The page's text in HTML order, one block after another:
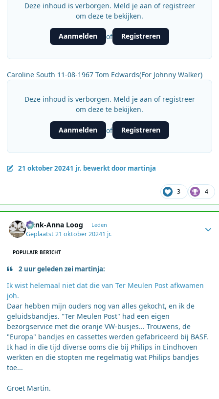
Deze inhoud is verborgen. Meld je aan of registreer
om deze te bekijken.
Aanmelden of Registreren
Caroline South 11-08-1967 Tom Edwards(For Johnny Walker)
Deze inhoud is verborgen. Meld je aan of registreer
om deze te bekijken.
Aanmelden of Registreren
21 oktober 20241 jr. bewerkt door martinja
3 4
Henk-Anna Loog Leden
Geplaatst21 oktober 20241 jr.
POPULAIR BERICHT
2 uur geleden zei martinja:
Ik wist helemaal niet dat die van Ter Meulen Post afkwamen
joh.
Daar hebben mijn ouders nog van alles gekocht, en ik de
geluidsbandjes. "Ter Meulen Post" had een eigen
bezorgservice met die oranje VW-busjes... Trouwens, de
"Europa" bandjes en cassettes werden gefabriceerd bij BASF.
Ik had in die tijd diverse ooms die bij Philips in Eindhoven
werkten en die stopten me regelmatig wat Philips bandjes
toe...
Groet Martin.